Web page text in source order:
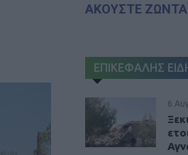
ΑΚΟΥΣΤΕ
ΕΠΙΚΕΦΑΛΗΣ
6